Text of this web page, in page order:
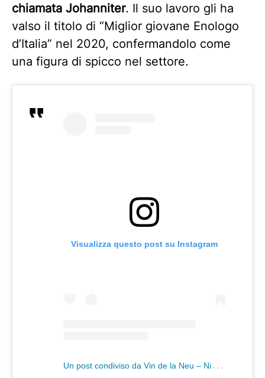
chiamata Johanniter. Il suo lavoro gli ha
valso il titolo di “Miglior giovane Enologo
d’Italia” nel 2020, confermandolo come
una figura di spicco nel settore.
Visualizza questo post su Instagram
U
n post condiviso da Vin de la Neu – Nicola Biasi (@vindelaneu)